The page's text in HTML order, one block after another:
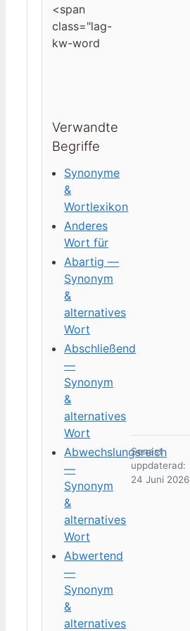
<span
class="lag-
kw-word
Verwandte
Begriffe
Synonyme
&
Wortlexikon
Anderes
Wort für
Abartig —
Synonym
&
alternatives
Wort
Abschließend
—
Synonym
&
alternatives
Wort
Abwechslungsreich
—
Synonym
&
alternatives
Wort
Abwertend
—
Synonym
&
alternatives
Senast
uppdaterad:
24 Juni 2026